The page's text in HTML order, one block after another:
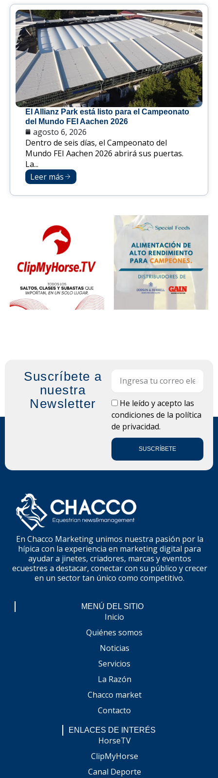
El Allianz Park está listo para el Campeonato
del Mundo FEI Aachen 2026
agosto 6, 2026
Dentro de seis días, el Campeonato del
Mundo FEI Aachen 2026 abrirá sus puertas.
La...
Leer más
Suscríbete a
nuestra
Newsletter
LOPDHe leído y acepto las
condiciones de la política
de privacidad.
SUSCRÍBETE
En Chacco Marketing unimos nuestra pasión por la
hípica con la experiencia en marketing digital para
ayudar a jinetes, criadores, marcas y eventos
ecuestres a destacar, conectar con su público y crecer
en un sector tan único como competitivo.
MENÚ DEL SITIO
Inicio
Quiénes somos
Noticias
Servicios
La Razón
Chacco market
Contacto
ENLACES DE INTERÉS
HorseTV
ClipMyHorse
Canal Deporte